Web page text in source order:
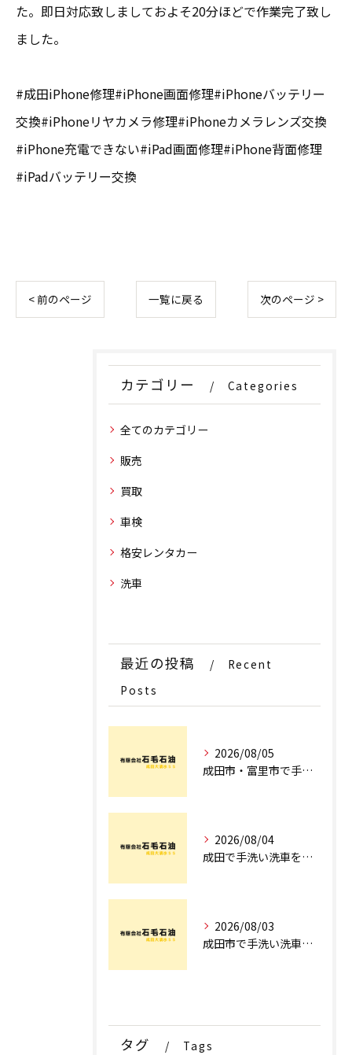
た。即日対応致しましておよそ20分ほどで作業完了致し
ました。
#成田iPhone修理#iPhone画面修理#iPhoneバッテリー
交換#iPhoneリヤカメラ修理#iPhoneカメラレンズ交換
#iPhone充電できない#iPad画面修理#iPhone背面修理
#iPadバッテリー交換
< 前のページ 一覧に戻る 次のページ >
カテゴリー Categories
全てのカテゴリー
販売
買取
車検
格安レンタカー
洗車
最近の投稿
Recent
Posts
2026/08/05
成田市・富里市で手洗洗車ならどこ？料金比較からサブスク選びまでプロが徹底解説
2026/08/04
成田で手洗い洗車を探すなら！車のプロが教える安心の店舗選びとコース術
2026/08/03
成田市で手洗い洗車ならどこ？現場を知るプロが明かす「失敗しない専門店選び」のポイント
タグ Tags